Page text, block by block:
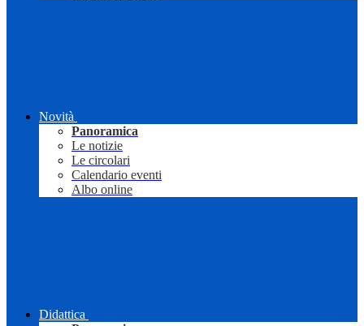
Novità
Panoramica
Le notizie
Le circolari
Calendario eventi
Albo online
Didattica